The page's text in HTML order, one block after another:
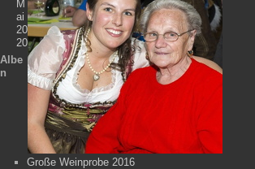
M
ai
20
20
Albe
n
Große Weinprobe 2016